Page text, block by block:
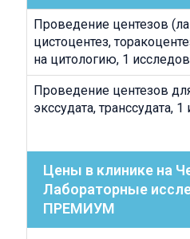
Проведение центезов
цистоцентез,
на цитологию, 1
Проведение центезов
экссудата, транссудата,
Цены в клинике на
Лабораторные
ПРЕМИУМ